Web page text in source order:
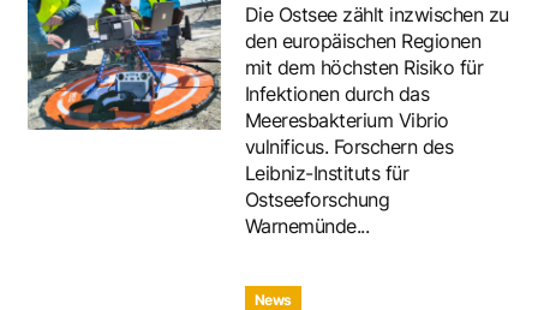
Die Ostsee zählt inzwischen zu
den europäischen Regionen
mit dem höchsten Risiko für
Infektionen durch das
Meeresbakterium Vibrio
vulnificus. Forschern des
Leibniz-Instituts für
Ostseeforschung
Warnemünde...
News